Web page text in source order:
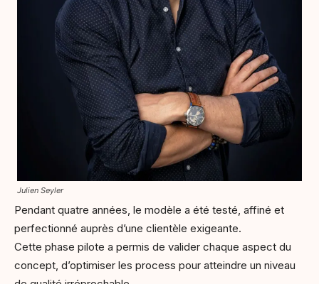
Julien Seyler
Pendant quatre années, le modèle a été testé, affiné et
perfectionné auprès d’une clientèle exigeante.
Cette phase pilote a permis de valider chaque aspect du
concept, d’optimiser les process pour atteindre un niveau